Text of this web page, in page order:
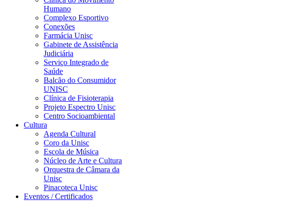
Humano
Complexo Esportivo
Conexões
Farmácia Unisc
Gabinete de Assistência
Judiciária
Serviço Integrado de
Saúde
Balcão do Consumidor
UNISC
Clínica de Fisioterapia
Projeto Espectro Unisc
Centro Socioambiental
Cultura
Agenda Cultural
Coro da Unisc
Escola de Música
Núcleo de Arte e Cultura
Orquestra de Câmara da
Unisc
Pinacoteca Unisc
Eventos / Certificados